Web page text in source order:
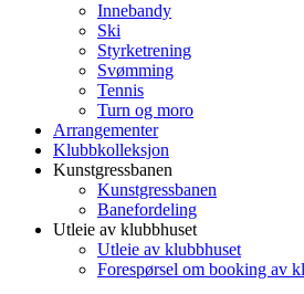
Innebandy
Ski
Styrketrening
Svømming
Tennis
Turn og moro
Arrangementer
Klubbkolleksjon
Kunstgressbanen
Kunstgressbanen
Banefordeling
Utleie av klubbhuset
Utleie av klubbhuset
Forespørsel om booking av